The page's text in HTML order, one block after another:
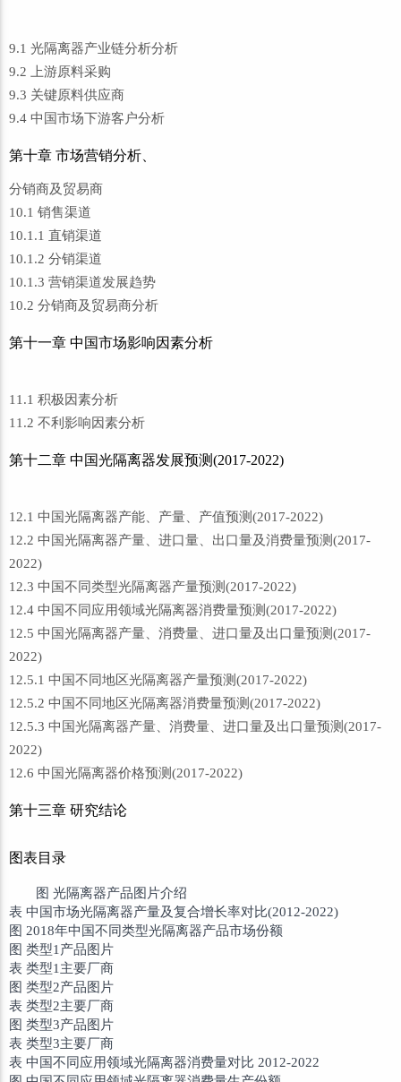
9.1 光隔离器产业链分析分析
9.2 上游原料采购
9.3 关键原料供应商
9.4 中国市场下游客户分析
第十章 市场营销分析、
分销商及贸易商
10.1 销售渠道
10.1.1 直销渠道
10.1.2 分销渠道
10.1.3 营销渠道发展趋势
10.2 分销商及贸易商分析
第十一章 中国市场影响因素分析
11.1 积极因素分析
11.2 不利影响因素分析
第十二章 中国光隔离器发展预测(2017-2022)
12.1 中国光隔离器产能、产量、产值预测(2017-2022)
12.2 中国光隔离器产量、进口量、出口量及消费量预测(2017-
2022)
12.3 中国不同类型光隔离器产量预测(2017-2022)
12.4 中国不同应用领域光隔离器消费量预测(2017-2022)
12.5 中国光隔离器产量、消费量、进口量及出口量预测(2017-
2022)
12.5.1 中国不同地区光隔离器产量预测(2017-2022)
12.5.2 中国不同地区光隔离器消费量预测(2017-2022)
12.5.3 中国光隔离器产量、消费量、进口量及出口量预测(2017-
2022)
12.6 中国光隔离器价格预测(2017-2022)
第十三章 研究结论
图表目录
图 光隔离器产品图片介绍
表 中国市场光隔离器产量及复合增长率对比(2012-2022)
图 2018年中国不同类型光隔离器产品市场份额
图 类型1产品图片
表 类型1主要厂商
图 类型2产品图片
表 类型2主要厂商
图 类型3产品图片
表 类型3主要厂商
表 中国不同应用领域光隔离器消费量对比 2012-2022